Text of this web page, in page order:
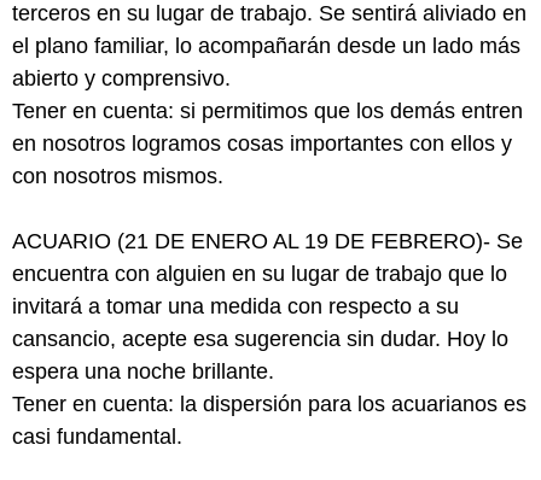
terceros en su lugar de trabajo. Se sentirá aliviado en
el plano familiar, lo acompañarán desde un lado más
abierto y comprensivo.
Tener en cuenta: si permitimos que los demás entren
en nosotros logramos cosas importantes con ellos y
con nosotros mismos.
ACUARIO (21 DE ENERO AL 19 DE FEBRERO)- Se
encuentra con alguien en su lugar de trabajo que lo
invitará a tomar una medida con respecto a su
cansancio, acepte esa sugerencia sin dudar. Hoy lo
espera una noche brillante.
Tener en cuenta: la dispersión para los acuarianos es
casi fundamental.